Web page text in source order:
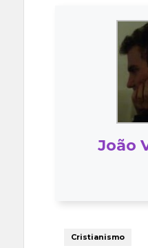
João
Cristianismo